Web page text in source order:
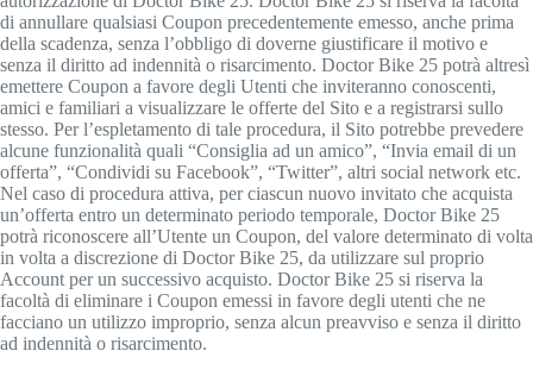
di annullare qualsiasi Coupon precedentemente emesso, anche prima
della scadenza, senza l’obbligo di doverne giustificare il motivo e
senza il diritto ad indennità o risarcimento. Doctor Bike 25 potrà altresì
emettere Coupon a favore degli Utenti che inviteranno conoscenti,
amici e familiari a visualizzare le offerte del Sito e a registrarsi sullo
stesso. Per l’espletamento di tale procedura, il Sito potrebbe prevedere
alcune funzionalità quali “Consiglia ad un amico”, “Invia email di un
offerta”, “Condividi su Facebook”, “Twitter”, altri social network etc.
Nel caso di procedura attiva, per ciascun nuovo invitato che acquista
un’offerta entro un determinato periodo temporale, Doctor Bike 25
potrà riconoscere all’Utente un Coupon, del valore determinato di volta
in volta a discrezione di Doctor Bike 25, da utilizzare sul proprio
Account per un successivo acquisto. Doctor Bike 25 si riserva la
facoltà di eliminare i Coupon emessi in favore degli utenti che ne
facciano un utilizzo improprio, senza alcun preavviso e senza il diritto
ad indennità o risarcimento.